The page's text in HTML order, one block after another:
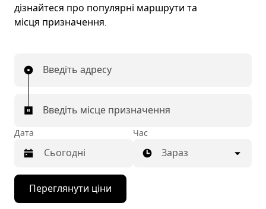
дізнайтеся про популярні маршрути та
місця призначення.
Введіть адресу
Введіть місце призначення
Дата
Натисніть
клавішу
зі
Час
Зараз
Переглянути ціни